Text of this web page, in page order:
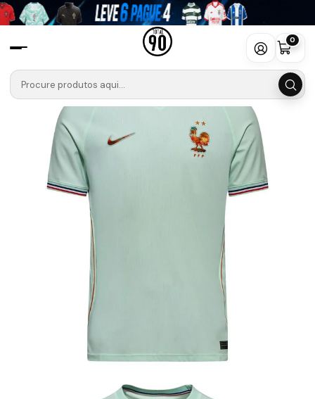
0
Início Seleções França Camisola Alternativo França 2026